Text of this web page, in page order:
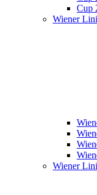
Cup
Wiener
Wiener